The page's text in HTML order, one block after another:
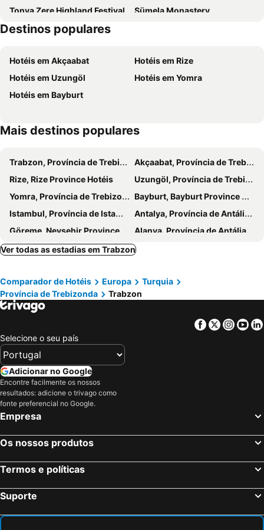
Tonya Zere Highland Festival
Sümela Monastery
Trabzon Bus Terminal
Destinos populares
Hotéis em Akçaabat
Hotéis em Rize
Hotéis em Uzungöl
Hotéis em Yomra
Hotéis em Bayburt
Mais destinos populares
Trabzon, Província de Trebizonda Hotéis
Akçaabat, Província de Trebizonda Hotéis
Rize, Rize Province Hotéis
Uzungöl, Província de Trebizonda Hotéis
Yomra, Província de Trebizonda Hotéis
Bayburt, Bayburt Province Hotéis
Istambul, Província de Istambul Hotéis
Antalya, Província de Antália Hotéis
Göreme, Nevşehir Province Hotéis
Alanya, Província de Antália Hotéis
Belek, Província de Antália Hotéis
Bodrum, Mugla Province Hotéis
Lara, Província de Antália Hotéis
Ver todas as estadias em Trabzon
Comparador de Hotéis Europa
Turquia
Província de Trebizonda
Trabzon
Facebook
Twitter
Selecione o seu país
Adicionar no Google
Encontre facilmente os nossos
resultados: adicione o trivago como
fonte preferencial no Google.
Empresa
Os nossos produtos
Termos e políticas
Suporte